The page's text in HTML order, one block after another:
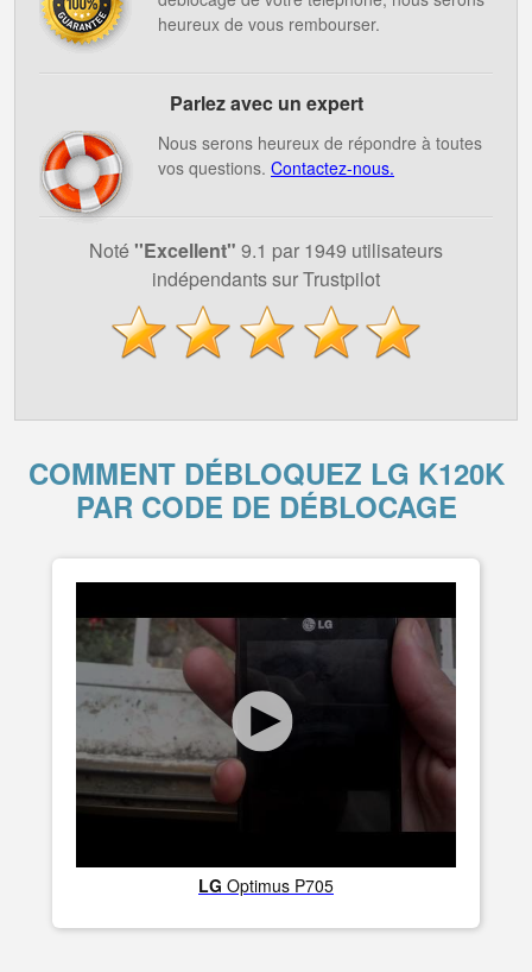
heureux de vous rembourser.
Parlez avec un expert
Nous serons heureux de répondre à toutes
vos questions. Contactez-nous.
Noté ''Excellent" 9.1 par 1949 utilisateurs
indépendants sur Trustpilot
COMMENT DÉBLOQUEZ LG K120K
PAR CODE DE DÉBLOCAGE
LG Optimus P705